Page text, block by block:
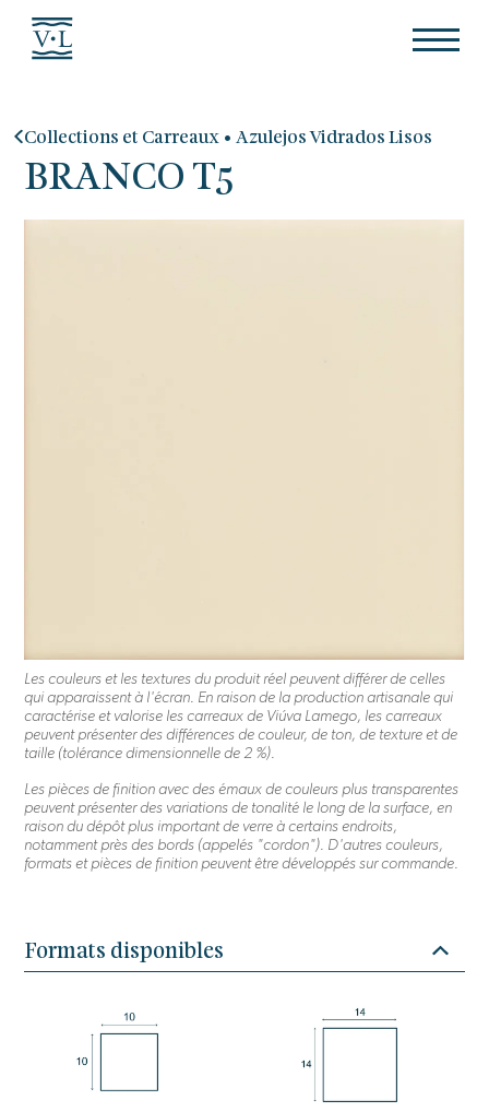
Collections et Carreaux • Azulejos Vidrados Lisos
BRANCO T5
Les couleurs et les textures du produit réel peuvent différer de celles
qui apparaissent à l'écran. En raison de la production artisanale qui
caractérise et valorise les carreaux de Viúva Lamego, les carreaux
peuvent présenter des différences de couleur, de ton, de texture et de
taille (tolérance dimensionnelle de 2 %).
Les pièces de finition avec des émaux de couleurs plus transparentes
peuvent présenter des variations de tonalité le long de la surface, en
raison du dépôt plus important de verre à certains endroits,
notamment près des bords (appelés "cordon"). D'autres couleurs,
formats et pièces de finition peuvent être développés sur commande.
Formats disponibles